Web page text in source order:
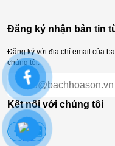
Đăng ký nhận bản tin
Đăng ký với địa chỉ email của
chúng tôi.
Kết nối với chúng tôi